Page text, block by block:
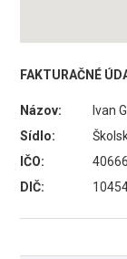
FAKTURAČNÉ
Názov:
Ivan
Sídlo:
IČO:
DIČ: